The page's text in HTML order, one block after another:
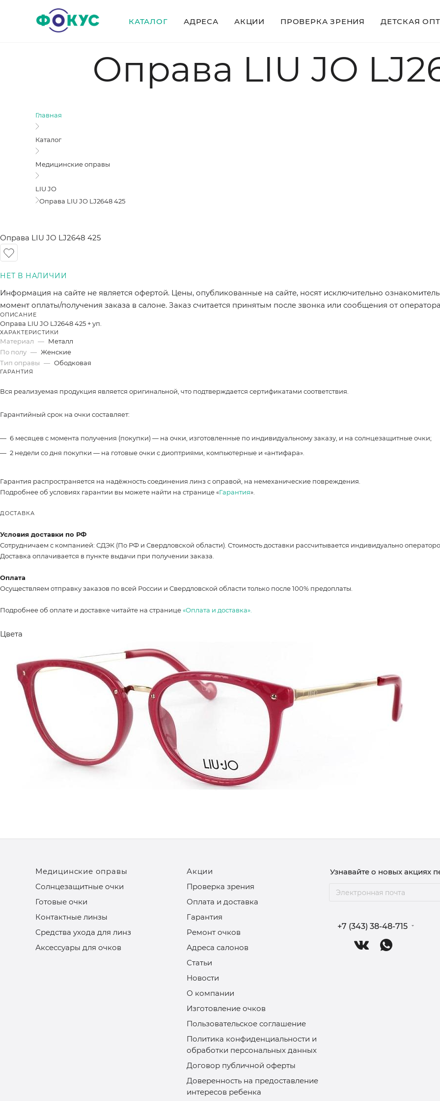
КАТАЛОГ АДРЕСА АКЦИИ ПРОВЕРКА ЗРЕНИЯ ДЕТСКАЯ
Оправа LIU JO
Главная
Каталог
Медицинские оправы
LIU JO
Оправа LIU JO LJ2648 425
Оправа LIU JO LJ2648 425
Информация на сайте не является офертой. Цены, опубликованные на сайте, носят исключительно
момент оплаты/получения заказа в салоне. Заказ считается принятым после звонка или сообщения от
ОПИСАНИЕ
Оправа LIU JO LJ2648 425 + уп.
ХАРАКТЕРИСТИКИ
Материал — Металл
По полу — Женские
Тип оправы — Ободковая
ГАРАНТИЯ
Вся реализуемая продукция является оригинальной, что подтверждается сертификатами соответствия.
Гарантийный срок на очки составляет:
6 месяцев с момента получения (покупки) — на очки, изготовленные по индивидуальному заказу, и на солнцезащитные очки;
2 недели со дня покупки — на готовые очки с диоптриями, компьютерные и «антифара».
Гарантия распространяется на надёжность соединения линз с оправой, на немеханические повреждения.
Подробнее об условиях гарантии вы можете найти на странице «Гарантия».
ДОСТАВКА
Условия доставки по РФ
Сотрудничаем с компанией: СДЭК (По РФ и Свердловской области). Стоимость доставки рассчитывается индивидуально
Доставка оплачивается в пункте выдачи при получении заказа.
Оплата
Осуществляем отправку заказов по всей России и Свердловской области только после 100% предоплаты.
Подробнее об оплате и доставке читайте на странице«Оплата и доставка».
Цвета
Медицинские оправы
Солнцезащитные очки
Готовые очки
Контактные линзы
Средства ухода для линз
Аксессуары для очков
Акции
Проверка зрения
Оплата и доставка
Гарантия
Ремонт очков
Адреса салонов
Статьи
Новости
О компании
Изготовление очков
Пользовательское соглашение
Политика конфиденциальности и
обработки персональных данных
Договор публичной оферты
Доверенность на предоставление
интересов ребенка
Узнавайте о новых акциях
+7 (343) 38-48-715